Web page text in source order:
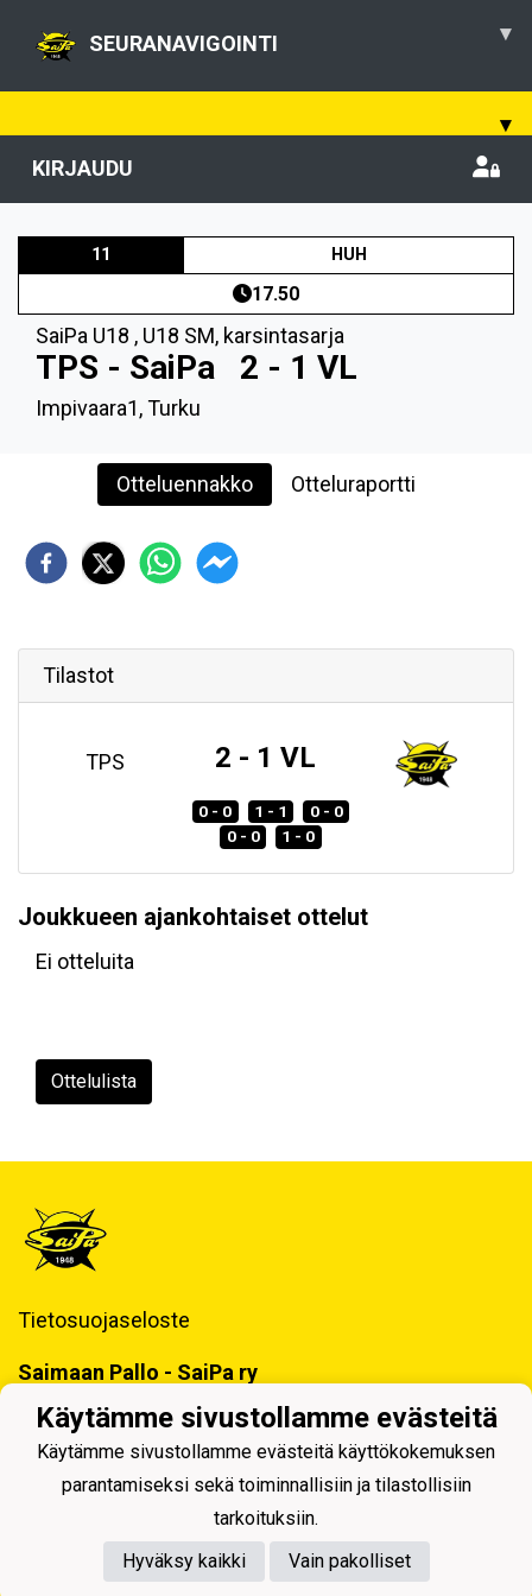
SEURANAVIGOINTI ▾
▾
KIRJAUDU
11 HUH
17.50
SaiPa U18 , U18 SM, karsintasarja
TPS - SaiPa 2 - 1 VL
Impivaara1, Turku
Otteluennakko Otteluraportti
Tilastot
TPS 2 - 1 VL
0 - 0 1 - 1
0 - 0
0 - 0
1 - 0
Joukkueen ajankohtaiset ottelut
Ei otteluita
Ottelulista
Tietosuojaseloste
Saimaan Pallo - SaiPa ry
Powered by
Käytämme sivustollamme evästeitä
Käytämme sivustollamme evästeitä käyttökokemuksen
parantamiseksi sekä toiminnallisiin ja tilastollisiin
tarkoituksiin.
Hyväksy kaikki
Vain pakolliset